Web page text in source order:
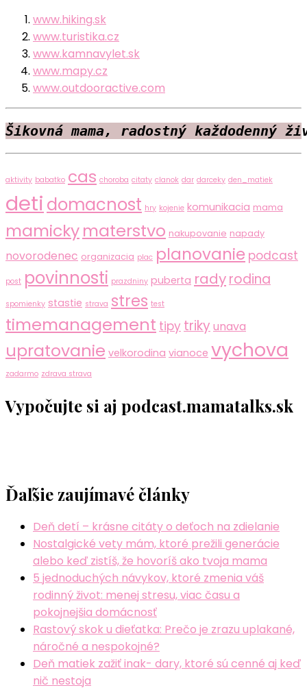
www.hiking.sk
www.turistika.cz
www.kamnavylet.sk
www.mapy.cz
www.outdooractive.com
Šikovná mama, radostný každodenný
aktivity babatko cas choroba citaty clanok dar darceky den_matiek
deti domacnost hry kojenie komunikacia mama
mamickymaterstvo nakupovanie napady
novorodenec organizacia plac planovanie podcast
post povinnosti prazdniny puberta radyrodina
spomienky stastie strava stres test
timemanagement tipy triky unava
upratovanie velkorodina vianoce vychova
zadarmo zdrava strava
Vypočujte si aj podcast.mamatalks.sk
Ďaľšie zaujímavé články
Deň detí – krásne citáty o deťoch na zdielanie
Nostalgické vety mám, ktoré prežili generácie
alebo keď zistíš, že hovoríš ako tvoja mama
5 jednoduchých návykov, ktoré zmenia váš
rodinný život: menej stresu, viac času a
pokojnejšia domácnosť
Rastový skok u dieťatka: Prečo je zrazu uplakané,
náročné a nespokojné?
Deň matiek zažiť inak- dary, ktoré sú cenné aj keď
nič nestoja